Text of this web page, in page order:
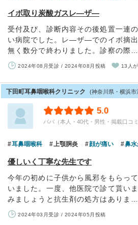
イボ取り炭酸ガスレ―ザ―
受付及び、診断内容その後処置一連
い病院でした。レ―ザ―でのイボ摘
無く数分で終わりました。診察の際…
2024年08月受診 / 2024年08月投稿 13人
下田町耳鼻咽喉科クリニック (神奈川県・横浜市
5.0
パパ（本人・40代・男性・掲載口コミ
耳鼻咽喉科 上顎胴炎 顔が痛い 鼻水
優しいく丁寧な先生です
今年の初めに子供から風邪をもらっ
いました。一度、他医院で診て貰い
みましょうと抗生剤の処方はありま…
2024年03月受診 / 2024年05月投稿